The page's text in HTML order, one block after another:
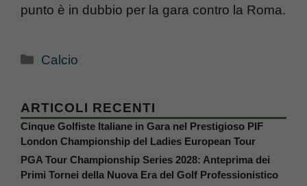
punto è in dubbio per la gara contro la Roma.
Categorie
Calcio
ARTICOLI RECENTI
Cinque Golfiste Italiane in Gara nel Prestigioso PIF
London Championship del Ladies European Tour
PGA Tour Championship Series 2028: Anteprima dei
Primi Tornei della Nuova Era del Golf Professionistico